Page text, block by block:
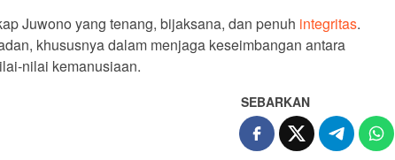
Juwono yang tenang, bijaksana, dan penuh integritas.
khususnya dalam menjaga keseimbangan antara
nilai kemanusiaan.
SEBARKAN